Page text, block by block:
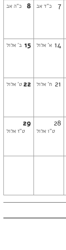
7 כ"ד אב 8 כ"ה אב
14 א' אלול 15 ב' אלול
21 ח' אלול 22 ט' אלול
28
ט"ו אלול
29
ט"ז אלול